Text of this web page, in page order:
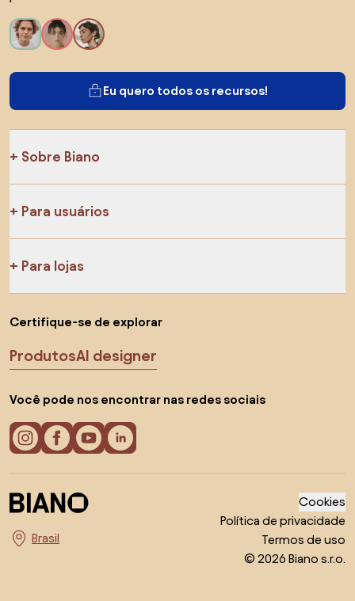
Eu quero todos os recursos!
Sobre Biano
Para usuários
Para lojas
Certifique-se de explorar
ProdutosAI designer
Você pode nos encontrar nas redes sociais
Escolha o país
Cookies
Política de privacidade
Termos de uso
© 2026 Biano s.r.o.